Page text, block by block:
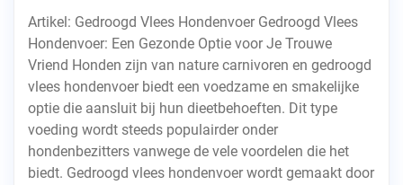
Artikel: Gedroogd Vlees Hondenvoer Gedroogd Vlees
Hondenvoer: Een Gezonde Optie voor Je Trouwe
Vriend Honden zijn van nature carnivoren en gedroogd
vlees hondenvoer biedt een voedzame en smakelijke
optie die aansluit bij hun dieetbehoeften. Dit type
voeding wordt steeds populairder onder
hondenbezitters vanwege de vele voordelen die het
biedt. Gedroogd vlees hondenvoer wordt gemaakt door